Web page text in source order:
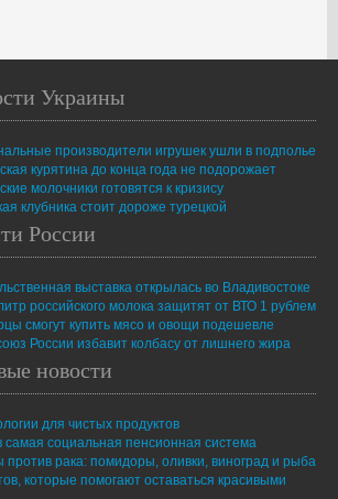
Украины
производители игрушек ушли в подполье
курятина до конца года не подорожает
молочники готовятся к кризису
клубника стоит дороже турецкой
России
выставка открылась во Владивостоке
российского молока защитят от ВТО 1 рублем
смогут купить мясо и овощи подешевле
России избавит колбасу от лишнего жира
новости
для чистых продуктов
социальная пенсионная система
против рака: помидоры, оливки, виноград и рыба
которые помогают оставаться красивыми